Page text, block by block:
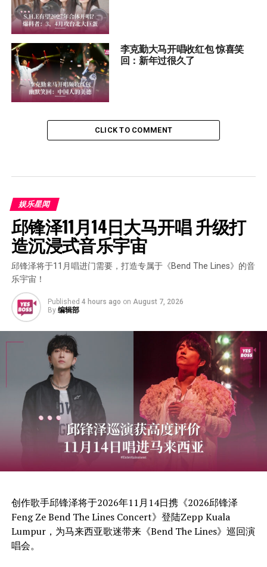
李克勤大马开唱收红包 惊喜笑
回：新年过很久了
CLICK TO COMMENT
娱乐星闻
邱锋泽11月14日大马开唱 升级打
造沉浸式音乐宇宙
邱锋泽将于11月唱进门需要，打造专属于《Bend The Lines》的音
乐宇宙！
Published 4 hours ago on August 7, 2026
By 编辑部
创作歌手邱锋泽将于2026年11月14日携《2026邱锋泽
Feng Ze Bend The Lines Concert》登陆Zepp Kuala
Lumpur，为马来西亚歌迷带来《Bend The Lines》巡回演
唱会。